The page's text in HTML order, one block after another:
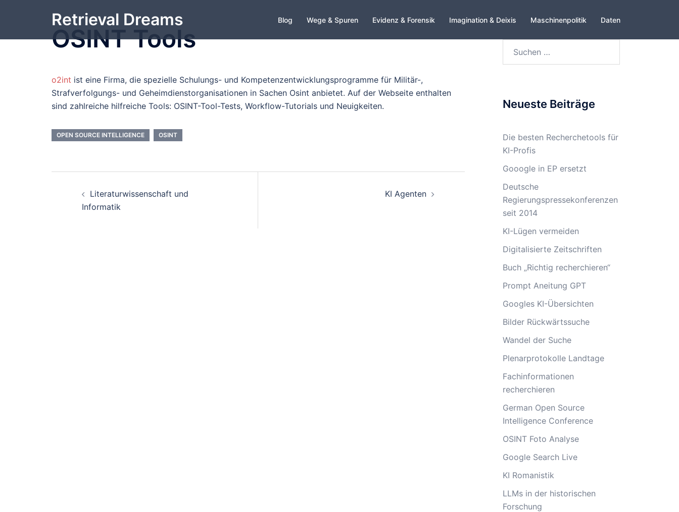
Retrieval Dreams Blog Wege & Spuren Evidenz & Forensik Imagination & Deixis Maschinenpolitik Daten
OSINT Tools
o2int ist eine Firma, die spezielle Schulungs- und Kompetenzentwicklungsprogramme für Militär-,
Strafverfolgungs- und Geheimdienstorganisationen in Sachen Osint anbietet. Auf der Webseite enthalten
sind zahlreiche hilfreiche Tools: OSINT-Tool-Tests, Workflow-Tutorials und Neuigkeiten.
OPEN SOURCE INTELLIGENCE OSINT
Navigation
Literaturwissenschaft und
Informatik
KI Agenten
Neueste Beiträge
Die besten Recherchetools für
KI-Profis
Gooogle in EP ersetzt
Deutsche
Regierungspressekonferenzen
seit 2014
KI-Lügen vermeiden
Digitalisierte Zeitschriften
Buch „Richtig recherchieren“
Prompt Aneitung GPT
Googles KI-Übersichten
Bilder Rückwärtssuche
Wandel der Suche
Plenarprotokolle Landtage
Fachinformationen
recherchieren
German Open Source
Intelligence Conference
OSINT Foto Analyse
Google Search Live
KI Romanistik
LLMs in der historischen
Forschung